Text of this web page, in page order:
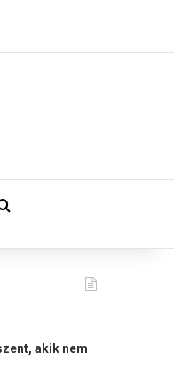
Keresés:
akik nem